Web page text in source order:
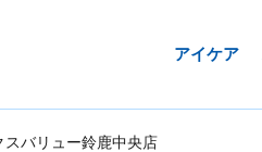
アイケア
スバリュー鈴鹿中央店